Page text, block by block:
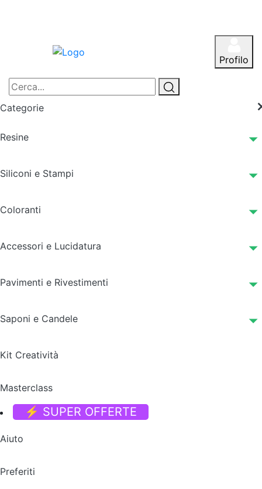
Profilo
Categorie
Resine
Siliconi e Stampi
Coloranti
Accessori e Lucidatura
Pavimenti e Rivestimenti
Saponi e Candele
Kit Creatività
Masterclass
⚡ SUPER OFFERTE
Aiuto
Preferiti